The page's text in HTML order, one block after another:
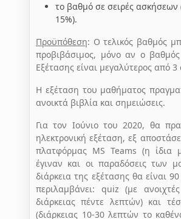
το βαθμό σε σειρές
15%).
Προϋπόθεση: Ο τελικός βαθμός
προβιβάσιμος, μόνο αν ο
Εξέτασης είναι μεγαλύτερος από 3
Η εξέταση του μαθήματος
ανοικτά βιβλία και σημειώσεις.
Για τον Ιούνιο του 2020, θα
ηλεκτρονική εξέταση, εξ
πλατφόρμας MS Teams (η ίδια
έγιναν και οι παραδόσεις των
διάρκεια της εξέτασης θα είναι
περιλαμβάνει: quiz (με
διάρκειας πέντε λεπτών) και
(διάρκειας 10-30 λεπτών το